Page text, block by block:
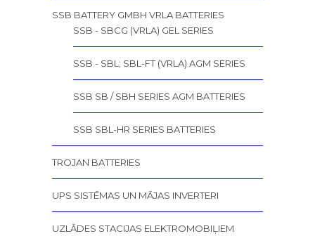
SSB BATTERY GMBH VRLA BATTERIES
SSB - SBCG (VRLA) GEL SERIES
SSB - SBL; SBL-FT (VRLA) AGM SERIES
SSB SB / SBH SERIES AGM BATTERIES
SSB SBL-HR SERIES BATTERIES
TROJAN BATTERIES
UPS SISTĒMAS UN MĀJAS INVERTERI
UZLĀDES STACIJAS ELEKTROMOBIĻIEM